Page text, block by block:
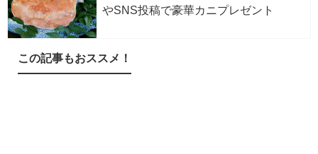
やSNS投稿で豪華カニプレゼント
この記事もおススメ！